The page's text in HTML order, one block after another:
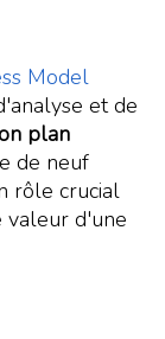
Model
et de
plan
de neuf
rôle crucial
valeur d'une